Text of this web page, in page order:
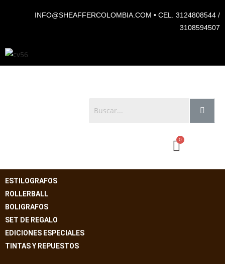
INFO@SHEAFFERCOLOMBIA.COM • CEL. 3124808544 /
3108594507
ESTILOGRAFOS
ROLLERBALL
BOLIGRAFOS
SET DE REGALO
EDICIONES ESPECIALES
TINTAS Y REPUESTOS